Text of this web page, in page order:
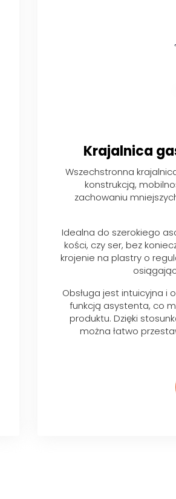
Krajalnica
Wszechstronna
konstrukcją,
zachowaniu
Idealna do szerokiego
kości, czy ser, bez
krojenie na plastry o
Obsługa jest intuicyjna
funkcją asystenta, co
produktu. Dzięki
można łatwo